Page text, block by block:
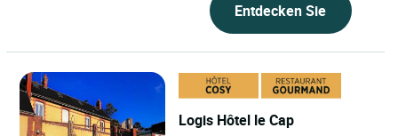
Entdecken Sie
Logis Hôtel le Cap